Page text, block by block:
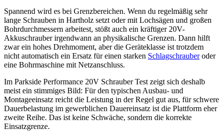
Spannend wird es bei Grenzbereichen. Wenn du regelmäßig sehr
lange Schrauben in Hartholz setzt oder mit Lochsägen und großen
Bohrdurchmessern arbeitest, stößt auch ein kräftiger 20V-
Akkuschrauber irgendwann an physikalische Grenzen. Dann hilft
zwar ein hohes Drehmoment, aber die Geräteklasse ist trotzdem
nicht automatisch ein Ersatz für einen starken Schlagschrauberoder
eine Bohrmaschine mit Netzanschluss.
Im Parkside Performance 20V Schrauber Test zeigt sich deshalb
meist ein stimmiges Bild: Für den typischen Ausbau- und
Montageeinsatz reicht die Leistung in der Regel gut aus, für schwere
Dauerbelastung im gewerblichen Dauereinsatz ist die Plattform eher
zweite Reihe. Das ist keine Schwäche, sondern die korrekte
Einsatzgrenze.